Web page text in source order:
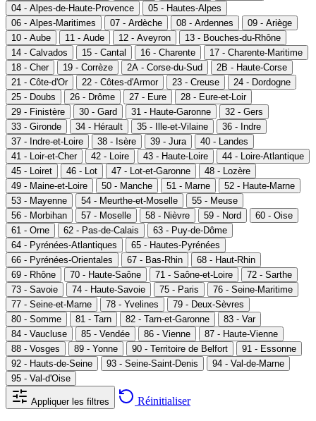
04 - Alpes-de-Haute-Provence
05 - Hautes-Alpes
06 - Alpes-Maritimes
07 - Ardèche 08 - Ardennes
09 - Ariège
10 - Aube
11 - Aude 12 - Aveyron
13 - Bouches-du-Rhône
14 - Calvados
15 - Cantal 16 - Charente
17 - Charente-Maritime
18 - Cher
19 - Corrèze 2A - Corse-du-Sud
2B - Haute-Corse
21 - Côte-d'Or
22 - Côtes-d'Armor 23 - Creuse
24 - Dordogne
25 - Doubs
26 - Drôme 27 - Eure
28 - Eure-et-Loir
29 - Finistère
30 - Gard 31 - Haute-Garonne
32 - Gers
33 - Gironde
34 - Hérault 35 - Ille-et-Vilaine
36 - Indre
37 - Indre-et-Loire
38 - Isère 39 - Jura
40 - Landes
41 - Loir-et-Cher
42 - Loire 43 - Haute-Loire
44 - Loire-Atlantique
45 - Loiret
46 - Lot 47 - Lot-et-Garonne
48 - Lozère
49 - Maine-et-Loire
50 - Manche 51 - Marne
52 - Haute-Marne
53 - Mayenne
54 - Meurthe-et-Moselle
55 - Meuse
56 - Morbihan
57 - Moselle 58 - Nièvre 59 - Nord
60 - Oise
61 - Orne
62 - Pas-de-Calais
63 - Puy-de-Dôme
64 - Pyrénées-Atlantiques
65 - Hautes-Pyrénées
66 - Pyrénées-Orientales
67 - Bas-Rhin
68 - Haut-Rhin
69 - Rhône
70 - Haute-Saône 71 - Saône-et-Loire
72 - Sarthe
73 - Savoie
74 - Haute-Savoie 75 - Paris
76 - Seine-Maritime
77 - Seine-et-Marne
78 - Yvelines
79 - Deux-Sèvres
80 - Somme
81 - Tarn 82 - Tarn-et-Garonne
83 - Var
84 - Vaucluse
85 - Vendée 86 - Vienne
87 - Haute-Vienne
88 - Vosges
89 - Yonne 90 - Territoire de Belfort
91 - Essonne
92 - Hauts-de-Seine
93 - Seine-Saint-Denis
94 - Val-de-Marne
95 - Val-d'Oise
Appliquer les filtres Réinitialiser